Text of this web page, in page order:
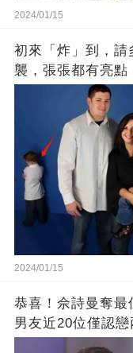
2024/01/15
初來「炸」到，請
襲，張張都有亮點
2024/01/15
恭喜！佘詩曼奪最
男友近20位僅認戀